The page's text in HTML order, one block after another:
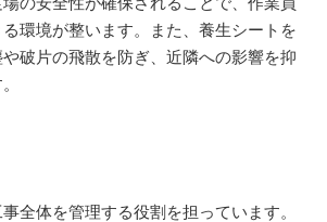
環境が整います。また、養生シートを
破片の飛散を防ぎ、近隣への影響を抑
全体を管理する役割を担っています。